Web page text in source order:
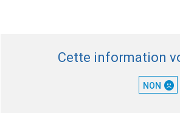
Cette information
NON